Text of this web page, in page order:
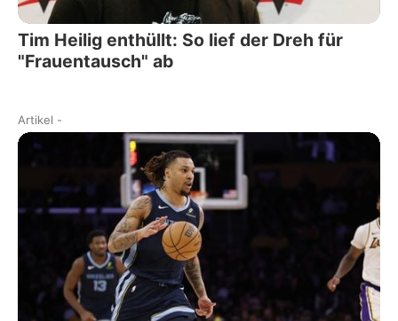
Tim Heilig enthüllt: So lief der Dreh für
"Frauentausch" ab
Artikel -